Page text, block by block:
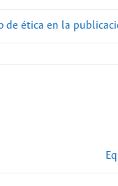
de ética en la